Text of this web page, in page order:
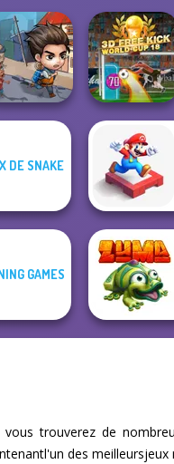
Day On Earth
3D Free Kick
World Cup 18
DE SNAKE
GAMES
trouverez de
des meilleursjeux